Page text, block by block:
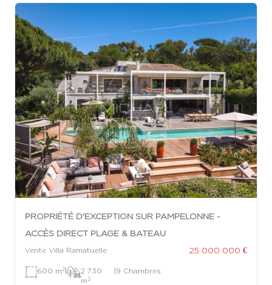
PROPRIÉTÉ D'EXCEPTION SUR PAMPELONNE -
ACCÈS DIRECT PLAGE & BATEAU
Vente Villa Ramatuelle 25 000 000 €
600 m 2|
2 730
m 2
|9 Chambres